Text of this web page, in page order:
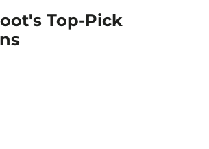
Top-Pick